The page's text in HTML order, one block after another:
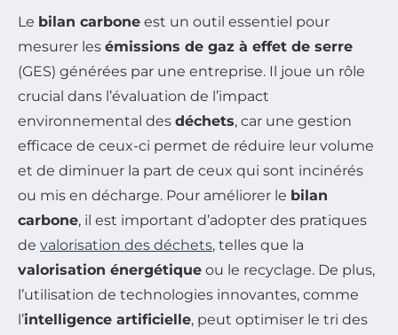
Le bilan carbone est un outil essentiel pour
mesurer les émissions de gaz à effet de serre
(GES) générées par une entreprise. Il joue un rôle
crucial dans l’évaluation de l’impact
environnemental des déchets, car une gestion
efficace de ceux-ci permet de réduire leur volume
et de diminuer la part de ceux qui sont incinérés
ou mis en décharge. Pour améliorer le bilan
carbone, il est important d’adopter des pratiques
de valorisation des déchets, telles que la
valorisation énergétique ou le recyclage. De plus,
l’utilisation de technologies innovantes, comme
l’intelligence artificielle, peut optimiser le tri des